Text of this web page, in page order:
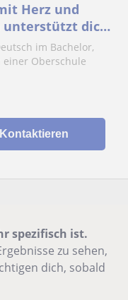
Herz und
unterstützt dich
im Bachelor,
Oberschule
Kontaktieren
spezifisch ist.
zu sehen,
dich, sobald